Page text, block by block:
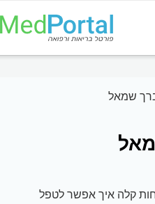
שמאל
קלה איך אפשר לטפל